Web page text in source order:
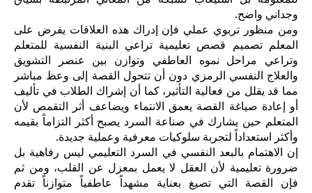
وجداني واضح.
ومن منظور تربوي عملي فإن إدراك هذه العلاقات يفرض على
المعلم تصميم قصص تعليمية تراعي البنية النفسية للمتعلم
وتراعي مراحل نموه العاطفي وتوازن بين عنصر التشويق
والعلاج النفسي الرمزي دون أن تتحول القصة إلى وعظ مباشر
مما قد يقلل من فعالية التأثير، كما أن إشراك الطلاب في تأليف
أو إعادة صياغة القصة يعمق الانتماء ويضاعف أثر التقمص لأن
المتعلم حين يشارك في صناعة السرد يصبح أكثر التزاماً بقيمه
وأكثر استعداداً لتجربة سلوكيات معرفية وعملية جديدة.
إن الاهتمام بالبعد النفسي في السرد التعليمي ليس رفاهية بل
ضرورة تعليمية لأن العقل لا يعمل بمعزل عن القلب، ومن ثم
فإن القصة التي تصيغ بعناية مشهداً عاطفياً متوازناً تقدم